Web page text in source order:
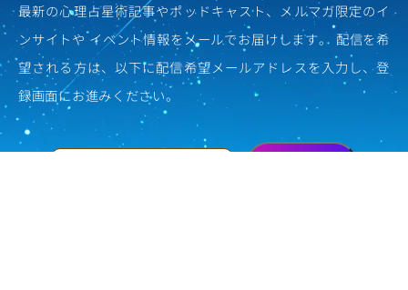
最新の心理占星術記事やポッドキャスト、メルマガ限定のイ
ンサイトやイベント情報をメールでお届けします。 配信を希
望される方は、以下に配信希望メールアドレスを入力し、登
録画面にお進みください。